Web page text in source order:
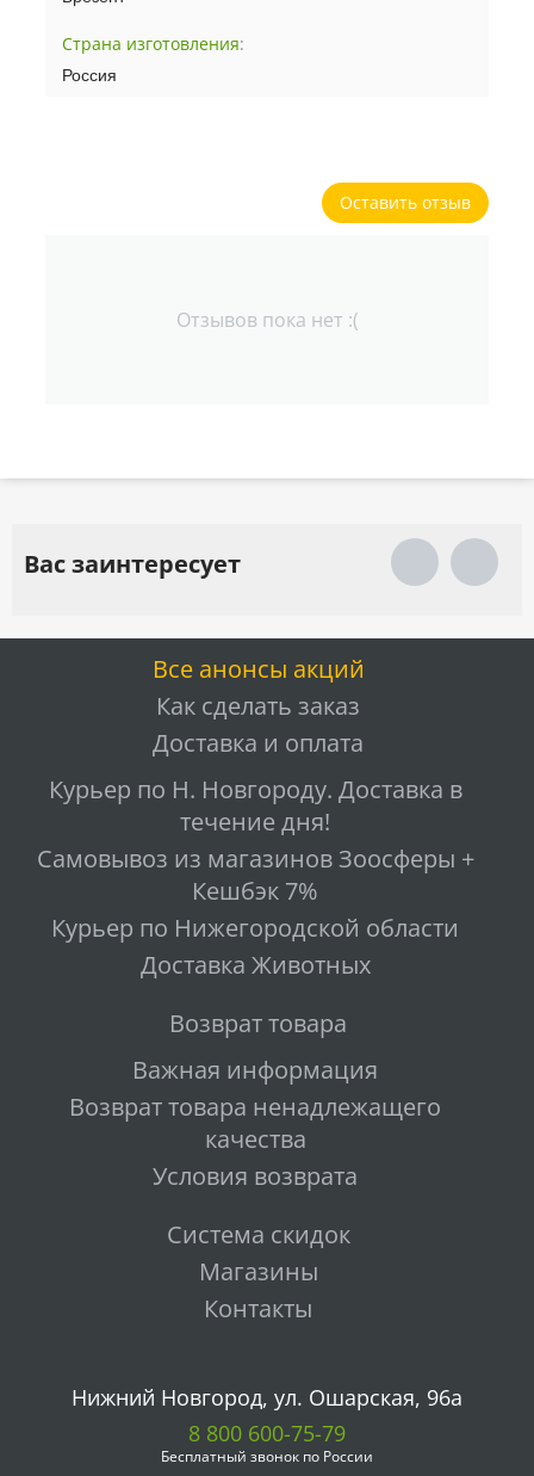
Страна изготовления:
Россия
Оставить отзыв
Отзывов пока нет :(
Вас заинтересует
Все анонсы акций
Как сделать заказ
Доставка и оплата
Курьер по Н. Новгороду. Доставка в
течение дня!
Самовывоз из магазинов Зоосферы +
Кешбэк 7%
Курьер по Нижегородской области
Доставка Животных
Возврат товара
Важная информация
Возврат товара ненадлежащего
качества
Условия возврата
Система скидок
Магазины
Контакты
Нижний Новгород, ул. Ошарская, 96а
8 800 600-75-79
Бесплатный звонок по России